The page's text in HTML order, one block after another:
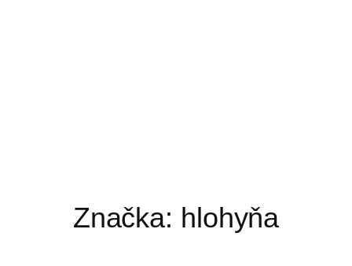
Značka: hlohyňa